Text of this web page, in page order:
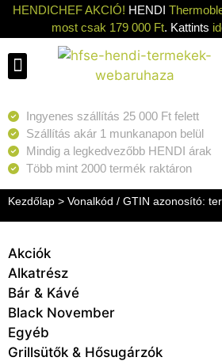
HENDICHEF AKCIÓ! HENDI
most csak 179 000 Ft. Kattints
Ingyenes szállítás 25 000 Ft felett
Szállítás akár 1 munkanapon belül
Mindig a legkedvezőbb HENDI árak
Több mint 2000 termék raktáron
Kezdőlap > Vonalkód / GTIN azonosító:
Akciók
Alkatrész
Bár & Kávé
Black November
Egyéb
Grillsütők & Hősugárzók